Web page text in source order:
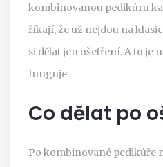
kombinovanou pedikúru
říkají, že už nejdou na
si dělat jen ošetření. A to je
funguje.
Co dělat po
Po kombinované pedikúře